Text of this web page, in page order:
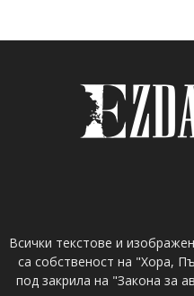
Всички текстове и
са собственост на "Хора,
под закрила на "Закона за